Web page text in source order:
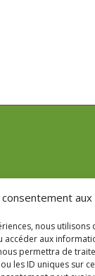
aux
nous utilisons
aux
permettra de
les ID uniques sur